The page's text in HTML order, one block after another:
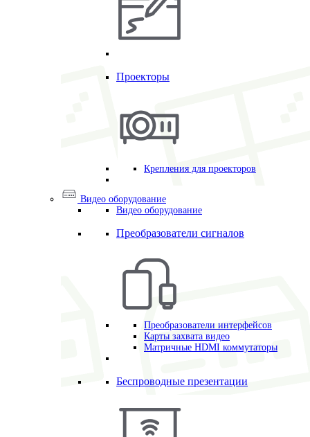
Проекторы
Крепления для проекторов
Видео оборудование
Видео оборудование
Преобразователи сигналов
Преобразователи интерфейсов
Карты захвата видео
Матричные HDMI коммутаторы
Беспроводные презентации